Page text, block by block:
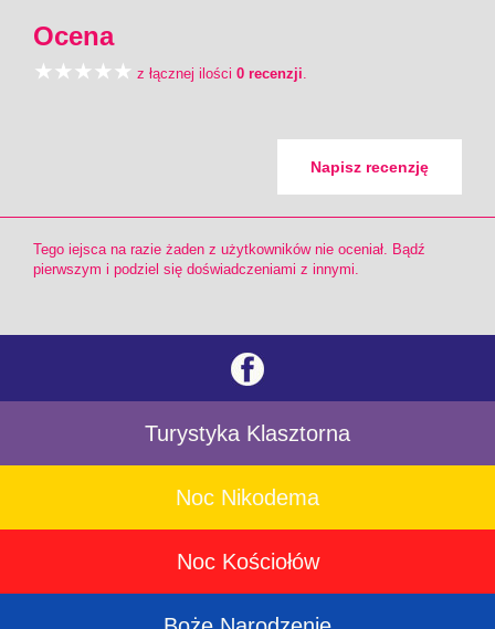
Ocena
z łącznej ilości 0 recenzji.
Napisz recenzję
Tego iejsca na razie żaden z użytkowników nie oceniał. Bądź
pierwszym i podziel się doświadczeniami z innymi.
Turystyka Klasztorna
Noc Nikodema
Noc Kościołów